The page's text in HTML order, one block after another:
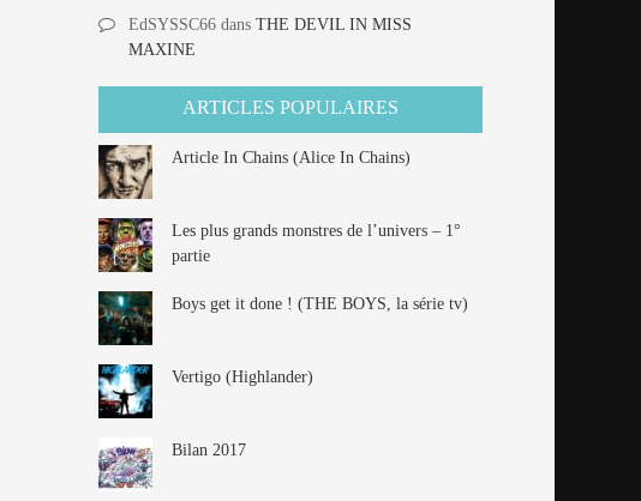
EdSYSSC66 dansTHE DEVIL IN MISS
MAXINE
ARTICLES POPULAIRES
Article In Chains (Alice In Chains)
Les plus grands monstres de l’univers – 1°
partie
Boys get it done ! (THE BOYS, la série tv)
Vertigo (Highlander)
Bilan 2017